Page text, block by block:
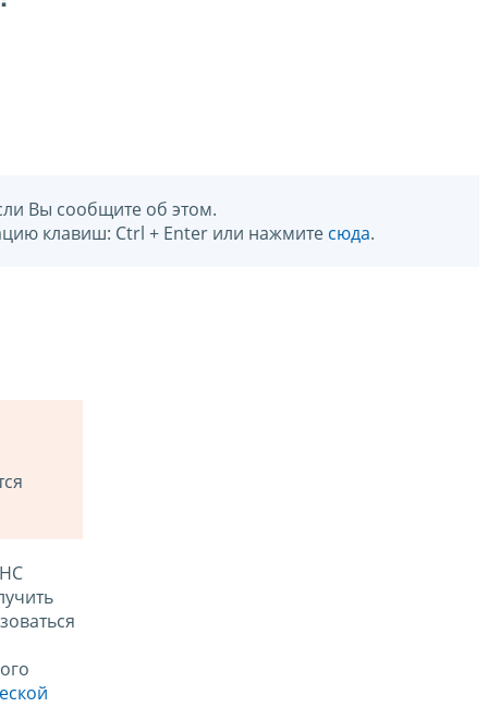
Вы сообщите об этом.
клавиш: Ctrl + Enter или нажмите сюда.